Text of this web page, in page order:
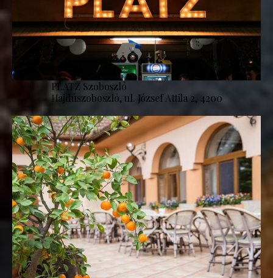
PLATZ Szoboszló
Hajdúszoboszló, ul. József Attila 2, 4200